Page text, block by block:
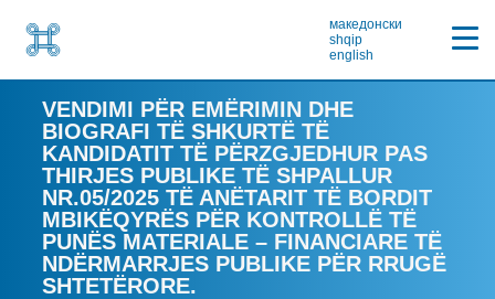
македонски
shqip
english
VENDIMI PËR EMËRIMIN DHE
BIOGRAFI TË SHKURTË TË
KANDIDATIT TË PËRZGJEDHUR PAS
THIRJES PUBLIKE TË SHPALLUR
NR.05/2025 TË ANËTARIT TË BORDIT
MBIKËQYRËS PËR KONTROLLË TË
PUNËS MATERIALE – FINANCIARE TË
NDËRMARRJES PUBLIKE PËR RRUGË
SHTETËRORE.